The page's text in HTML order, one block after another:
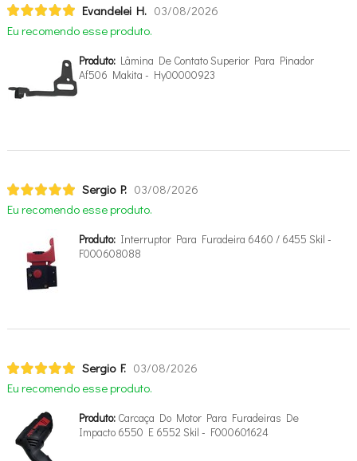
Evandelei H. 03/08/2026
Eu recomendo esse produto.
Produto:Lâmina De Contato Superior Para Pinador
Af506 Makita - Hy00000923
Sergio P. 03/08/2026
Eu recomendo esse produto.
Produto:Interruptor Para Furadeira 6460 / 6455 Skil -
F000608088
Sergio F. 03/08/2026
Eu recomendo esse produto.
Produto:Carcaça Do Motor Para Furadeiras De
Impacto 6550 E 6552 Skil - F000601624